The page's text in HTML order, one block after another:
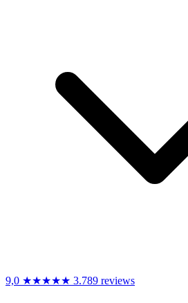
9,0 ★★★★★ 3.789 reviews